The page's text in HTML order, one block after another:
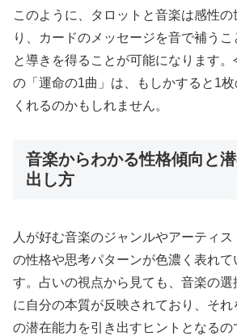
このように、タロットと音楽は感性
り、カードのメッセージを音で補う
と導きを得ることが可能になります
の「運命の1曲」は、もしかすると1
くれるのかもしれません。
音楽からわかる性格傾向と
出し方
人が好む音楽のジャンルやアーティス
の性格や思考パターンが色濃く表れて
す。占いの視点から見ても、音楽の選
に自分の本質が反映されており、そ
の潜在能力を引き出すヒントとなるの